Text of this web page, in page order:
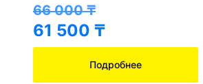
66 000₸
61 500 ₸
Подробнее